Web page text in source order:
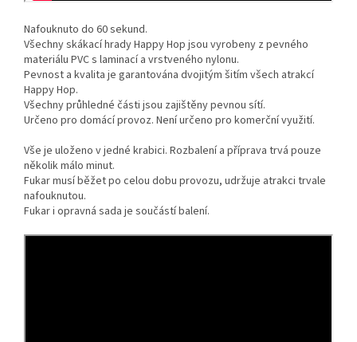
Nafouknuto do 60 sekund.
Všechny skákací hrady Happy Hop jsou vyrobeny z pevného
materiálu PVC s laminací a vrstveného nylonu.
Pevnost a kvalita je garantována dvojitým šitím všech atrakcí
Happy Hop.
Všechny průhledné části jsou zajištěny pevnou sítí.
Určeno pro domácí provoz. Není určeno pro komerční využití.
Vše je uloženo v jedné krabici. Rozbalení a příprava trvá pouze
několik málo minut.
Fukar musí běžet po celou dobu provozu, udržuje atrakci trvale
nafouknutou.
Fukar i opravná sada je součástí balení.